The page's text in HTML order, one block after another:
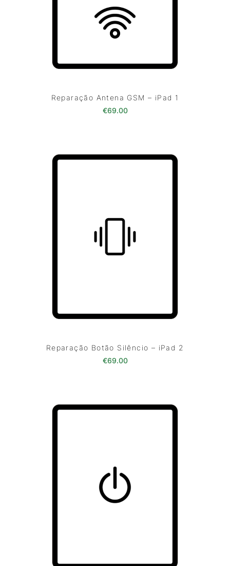
Reparação Antena GSM – iPad 1
€69.00
Reparação Botão Silêncio – iPad 2
€69.00